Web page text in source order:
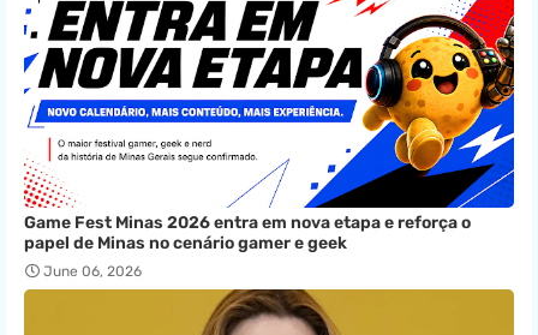
Game Fest Minas 2026 entra em nova etapa e reforça o
papel de Minas no cenário gamer e geek
June 06, 2026